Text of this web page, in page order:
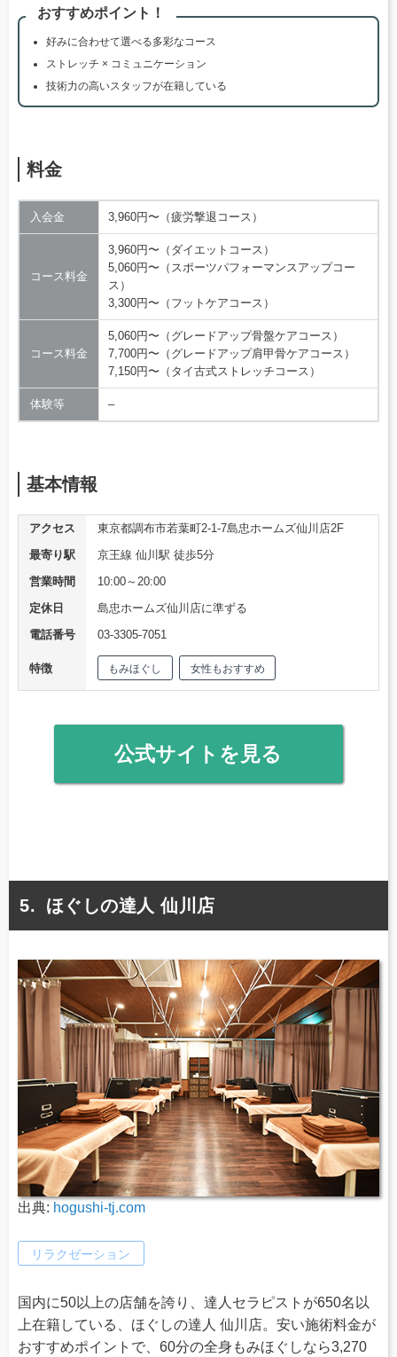
おすすめポイント！
好みに合わせて選べる多彩なコース
ストレッチ × コミュニケーション
技術力の高いスタッフが在籍している
料金
入会金 3,960円〜（疲労撃退コース）
コース料金
3,960円〜（ダイエットコース）
5,060円〜（スポーツパフォーマンスアップコー
ス）
3,300円〜（フットケアコース）
コース料金
5,060円〜（グレードアップ骨盤ケアコース）
7,700円〜（グレードアップ肩甲骨ケアコース）
7,150円〜（タイ古式ストレッチコース）
体験等 –
基本情報
アクセス
東京都調布市若葉町2-1-7島忠ホームズ仙川店2F
最寄り駅
京王線 仙川駅 徒歩5分
営業時間
10:00～20:00
定休日
島忠ホームズ仙川店に準ずる
電話番号
03-3305-7051
特徴 もみほぐし 女性もおすすめ
公式サイトを見る
ほぐしの達人 仙川店
出典: hogushi-tj.com
リラクゼーション
国内に50以上の店舗を誇り、達人セラピストが650名以
上在籍している、ほぐしの達人 仙川店。安い施術料金が
おすすめポイントで、60分の全身もみほぐしなら3,270